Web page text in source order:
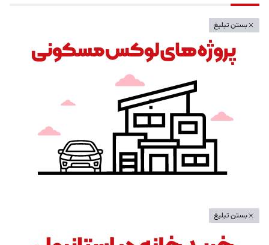
بستن تبلیغ
بستن تبلیغ